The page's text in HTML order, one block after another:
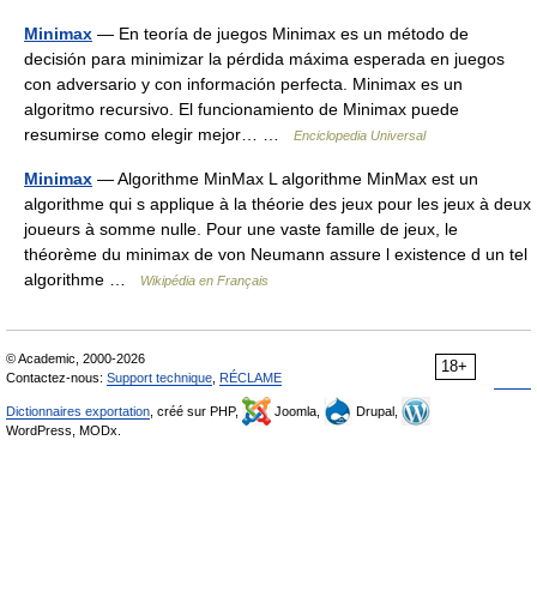
Minimax — En teoría de juegos Minimax es un método de
decisión para minimizar la pérdida máxima esperada en juegos
con adversario y con información perfecta. Minimax es un
algoritmo recursivo. El funcionamiento de Minimax puede
resumirse como elegir mejor… …
Enciclopedia Universal
Minimax — Algorithme MinMax L algorithme MinMax est un
algorithme qui s applique à la théorie des jeux pour les jeux à deux
joueurs à somme nulle. Pour une vaste famille de jeux, le
théorème du minimax de von Neumann assure l existence d un tel
algorithme …
Wikipédia en Français
18+
© Academic, 2000-2026
Contactez-nous: Support technique RÉCLAME
Dictionnaires exportation , créé sur PHP, Joomla,
Drupal,
WordPress, MODx.